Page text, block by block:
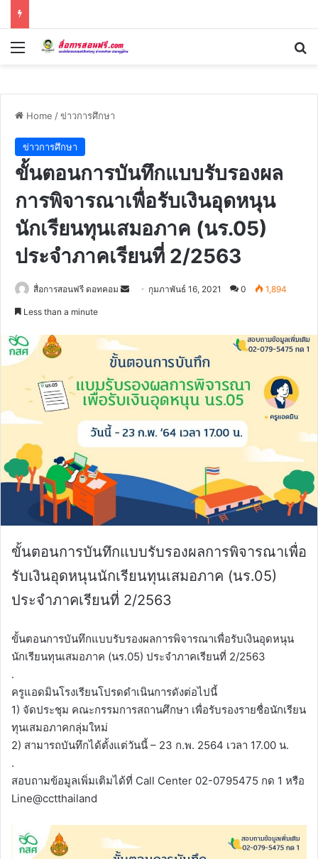
Menu
Home /ข่าวการศึกษา
ข่าวการศึกษา
ขั้นตอนการบันทึกแบบรับรองผล
การพิจารณาเพื่อรับเงินอุดหนุน
นักเรียนทุนเสมอภาค (นร.05)
ประจำภาคเรียนที่ 2/2563
สื่อการสอนฟรี ดอทคอม
Send กุมภาพันธ์ 16, 2021 0 1,894
Less than a minute
ขั้นตอนการบันทึกแบบรับรองผลการพิจารณาเพื่อ
รับเงินอุดหนุนนักเรียนทุนเสมอภาค (นร.05)
ประจำภาคเรียนที่ 2/2563
ขั้นตอนการบันทึกแบบรับรองผลการพิจารณาเพื่อรับเงินอุดหนุน
นักเรียนทุนเสมอภาค (นร.05) ประจำภาคเรียนที่ 2/2563
.
ครูแอดมินโรงเรียนโปรดดำเนินการดังต่อไปนี้
1) จัดประชุม คณะกรรมการสถานศึกษา เพื่อรับรองรายชื่อนักเรียน
ทุนเสมอภาคกลุ่มใหม่
2) สามารถบันทึกได้ตั้งแต่วันนี้ – 23 ก.พ. 2564 เวลา 17.00 น.
.
สอบถามข้อมูลเพิ่มเติมได้ที่ Call Center 02-0795475 กด 1 หรือ
Line@cctthailand